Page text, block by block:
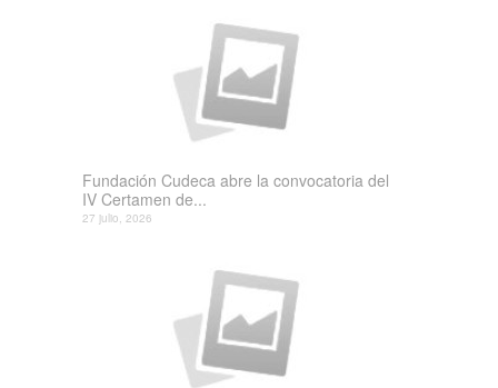
Fundación Cudeca abre la convocatoria del
IV Certamen de...
27 julio, 2026